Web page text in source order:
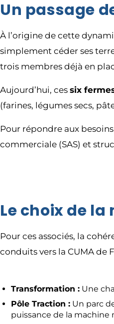
Un passage
À l’origine de cette
simplement céder ses
trois membres déjà en
Aujourd’hui, ces six
(farines, légumes secs,
Pour répondre aux
commerciale (SAS) et
Le choix de
Pour ces associés, la
conduits vers la CUMA de
Transformation : Une
Pôle Traction : Un parc
puissance de la machine